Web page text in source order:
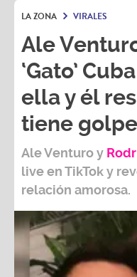
LA ZONA VIRALES
Ale
‘Gato’
ella y él
tiene
Ale Venturoy
live en TikTok y
relación amorosa.